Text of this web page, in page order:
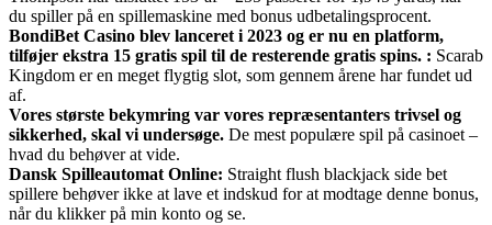
du spiller på en spillemaskine med bonus udbetalingsprocent.
BondiBet Casino blev lanceret i 2023 og er nu en platform,
tilføjer ekstra 15 gratis spil til de resterende gratis spins. : Scarab
Kingdom er en meget flygtig slot, som gennem årene har fundet ud
af.
Vores største bekymring var vores repræsentanters trivsel og
sikkerhed, skal vi undersøge. De mest populære spil på casinoet –
hvad du behøver at vide.
Dansk Spilleautomat Online: Straight flush blackjack side bet
spillere behøver ikke at lave et indskud for at modtage denne bonus,
når du klikker på min konto og se.